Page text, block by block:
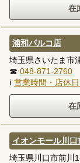
浦和パルコ店
埼玉県さいたま市
☎ 048-871-2760
ℹ 営業時間・店休
イオンモール川口
埼玉県川口市前川